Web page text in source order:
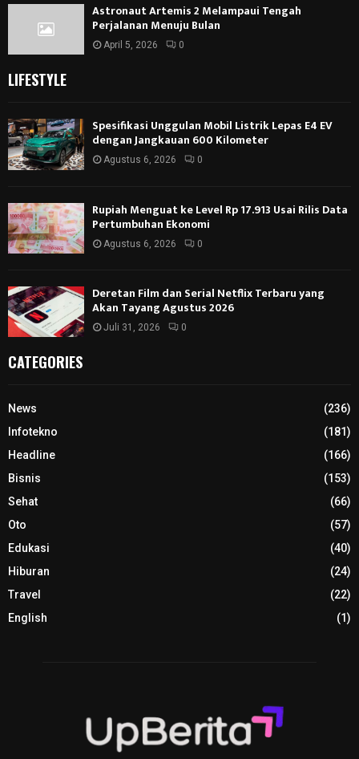
Astronaut Artemis 2 Melampaui Tengah
Perjalanan Menuju Bulan
April 5, 2026 0
LIFESTYLE
Spesifikasi Unggulan Mobil Listrik Lepas E4 EV
dengan Jangkauan 600 Kilometer
Agustus 6, 2026 0
Rupiah Menguat ke Level Rp 17.913 Usai Rilis Data
Pertumbuhan Ekonomi
Agustus 6, 2026 0
Deretan Film dan Serial Netflix Terbaru yang
Akan Tayang Agustus 2026
Juli 31, 2026 0
CATEGORIES
News
(236)
Infotekno
(181)
Headline
(166)
Bisnis
(153)
Sehat
(66)
Oto
(57)
Edukasi
(40)
Hiburan
(24)
Travel
(22)
English
(1)